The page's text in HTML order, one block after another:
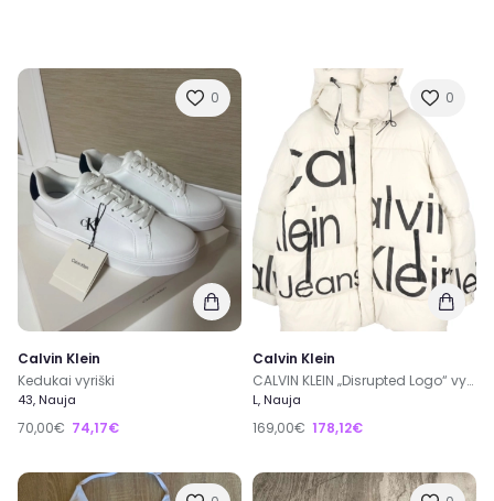
0
Calvin Klein
Kedukai vyriški
43, Nauja
70,00€ 74,17€
0
Calvin Klein
CALVIN KLEIN „Disrupted Logo“ vyriška striukė
L, Nauja
169,00€ 178,12€